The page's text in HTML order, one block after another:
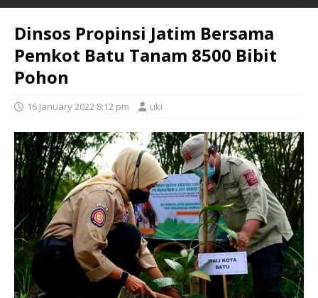
Dinsos Propinsi Jatim Bersama
Pemkot Batu Tanam 8500 Bibit
Pohon
16 January 2022 8:12 pm uki